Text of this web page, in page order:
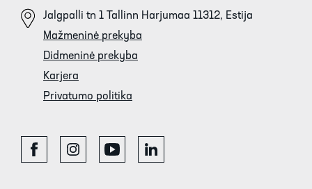
Jalgpalli tn 1 Tallinn Harjumaa 11312, Estija
Mažmeninė prekyba
Didmeninė prekyba
Karjera
Privatumo politika